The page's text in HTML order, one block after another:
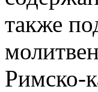
также
Римско-